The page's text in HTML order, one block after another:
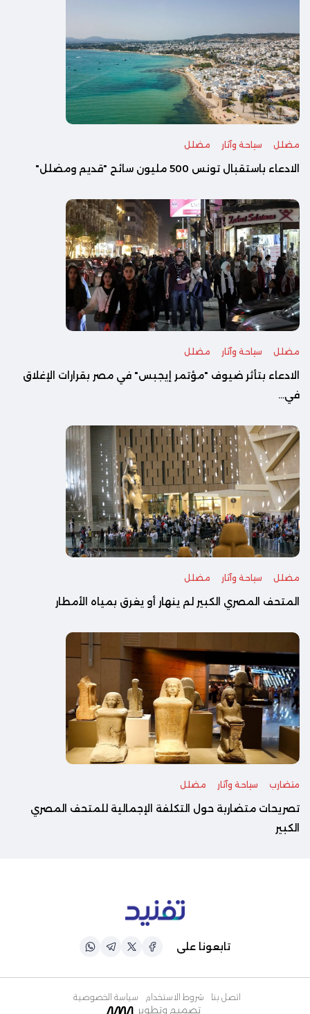
مضلل سياحة وآثار مضلل
الادعاء باستقبال تونس 500 مليون سائح "قديم ومضلل"
مضلل سياحة وآثار مضلل
الادعاء بتأثر ضيوف "مؤتمر إيجبس" في مصر بقرارات الإغلاق
في...
مضلل سياحة وآثار مضلل
المتحف المصري الكبير لم ينهار أو يغرق بمياه الأمطار
متضارب سياحة وآثار مضلل
تصريحات متضاربة حول التكلفة الإجمالية للمتحف المصري
الكبير
تابعونا على
اتصل بنا شروط الاستخدام سياسة الخصوصية
تصميم وتطوير